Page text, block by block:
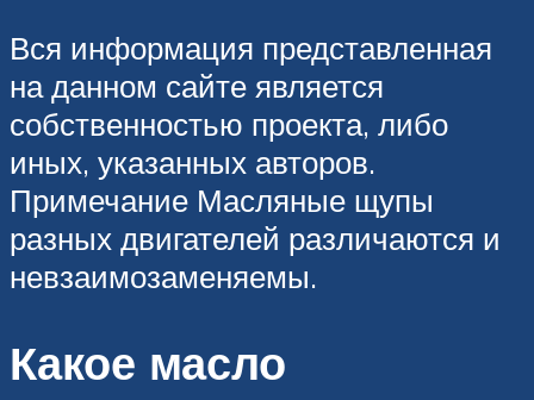
Вся информация представленная
на данном сайте является
собственностью проекта, либо
иных, указанных авторов.
Примечание Масляные щупы
разных двигателей различаются и
невзаимозаменяемы.
Какое масло